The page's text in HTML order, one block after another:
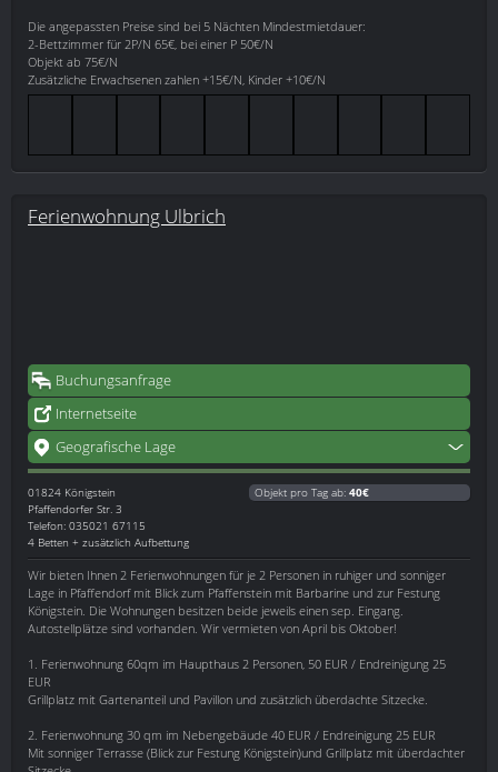
Die angepassten Preise sind bei 5 Nächten Mindestmietdauer:
2-Bettzimmer für 2P/N 65€, bei einer P 50€/N
Objekt ab 75€/N
Zusätzliche Erwachsenen zahlen +15€/N, Kinder +10€/N
Ferienwohnung Ulbrich
Buchungsanfrage
Internetseite
Geografische Lage
01824 Königstein
Pfaffendorfer Str. 3
Telefon: 035021 67115
4 Betten + zusätzlich Aufbettung
Objekt pro Tag ab: 40€
Wir bieten Ihnen 2 Ferienwohnungen für je 2 Personen in ruhiger und sonniger
Lage in Pfaffendorf mit Blick zum Pfaffenstein mit Barbarine und zur Festung
Königstein. Die Wohnungen besitzen beide jeweils einen sep. Eingang.
Autostellplätze sind vorhanden. Wir vermieten von April bis Oktober!
1. Ferienwohnung 60qm im Haupthaus 2 Personen, 50 EUR / Endreinigung 25
EUR
Grillplatz mit Gartenanteil und Pavillon und zusätzlich überdachte Sitzecke.
2. Ferienwohnung 30 qm im Nebengebäude 40 EUR / Endreinigung 25 EUR
Mit sonniger Terrasse (Blick zur Festung Königstein)und Grillplatz mit überdachter